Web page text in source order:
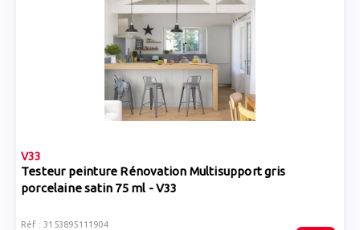
V33
Testeur peinture Rénovation Multisupport gris
porcelaine satin 75 ml - V33
Réf : 3153895111904